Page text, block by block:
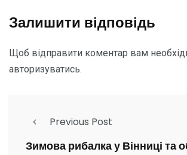
Залишити відповідь
Щоб відправити коментар вам
авторизуватись.
Previous Post
Зимова рибалка у Вінниці та